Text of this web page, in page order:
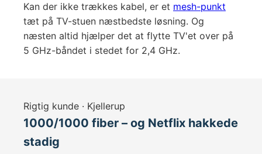
Kan der ikke trækkes kabel, er et mesh-punkt
tæt på TV-stuen næstbedste løsning. Og
næsten altid hjælper det at flytte TV'et over på
5 GHz-båndet i stedet for 2,4 GHz.
Rigtig kunde · Kjellerup
1000/1000 fiber – og Netflix hakkede
stadig